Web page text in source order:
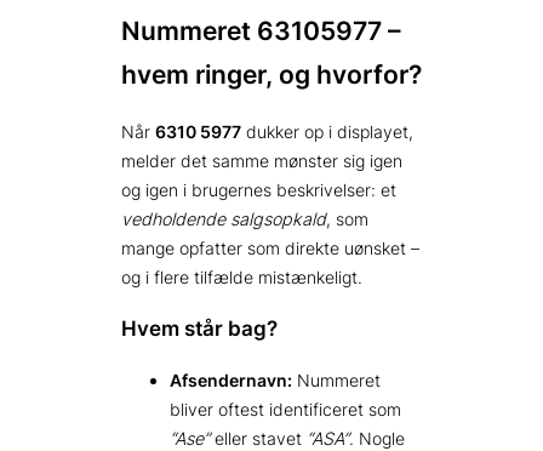
Nummeret 63105977 –
hvem ringer, og hvorfor?
Når 6310 5977 dukker op i displayet,
melder det samme mønster sig igen
og igen i brugernes beskrivelser: et
vedholdende salgsopkald, som
mange opfatter som direkte uønsket –
og i flere tilfælde mistænkeligt.
Hvem står bag?
Afsendernavn: Nummeret
bliver oftest identificeret som
“Ase”eller stavet “ASA”. Nogle